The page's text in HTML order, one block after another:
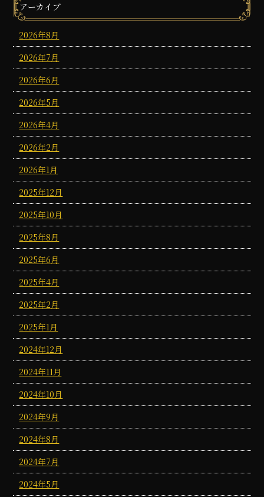
アーカイブ
2026年8月
2026年7月
2026年6月
2026年5月
2026年4月
2026年2月
2026年1月
2025年12月
2025年10月
2025年8月
2025年6月
2025年4月
2025年2月
2025年1月
2024年12月
2024年11月
2024年10月
2024年9月
2024年8月
2024年7月
2024年5月